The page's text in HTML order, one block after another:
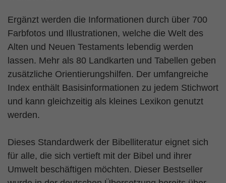
Ergänzt werden die Informationen durch über 700
Farbfotos und Illustrationen, welche die Welt des
Alten und Neuen Testaments lebendig werden
lassen. Mehr als 80 Landkarten und Tabellen geben
zusätzliche Orientierungshilfen. Der umfangreiche
Index enthält Basisinformationen zu jedem Stichwort
und kann gleichzeitig als kleines Lexikon genutzt
werden.
Dieses Standardwerk der Bibelliteratur eignet sich
für alle, die sich vertieft mit der Bibel und ihrer
Umwelt beschäftigen möchten. Dieser Bestseller